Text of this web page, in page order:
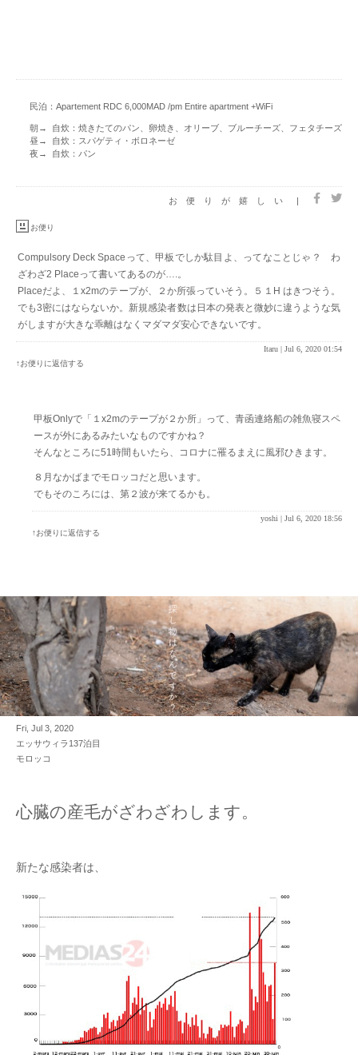
民泊：Apartement RDC 6,000MAD /pm Entire apartment +WiFi
朝→ 自炊：焼きたてのパン、卵焼き、オリーブ、ブルーチーズ、フェタチーズ
昼→ 自炊：スパゲティ・ボロネーゼ
夜→ 自炊：パン
お便りが嬉しい |
お便り
Compulsory Deck Spaceって、甲板でしか駄目よ、ってなことじゃ？ わ
ざわざ2 Placeって書いてあるのが….。
Placeだよ、１x2mのテープが、２か所張っていそう。５１H はきつそう。
でも3密にはならないか。新規感染者数は日本の発表と微妙に違うような気
がしますが大きな乖離はなくマダマダ安心できないです。
Itaru | Jul 6, 2020 01:54
↑お便りに返信する
甲板Onlyで「１x2mのテープが２か所」って、青函連絡船の雑魚寝スペ
ースが外にあるみたいなものですかね？
そんなところに51時間もいたら、コロナに罹るまえに風邪ひきます。
８月なかばまでモロッコだと思います。
でもそのころには、第２波が来てるかも。
yoshi | Jul 6, 2020 18:56
↑お便りに返信する
Fri, Jul 3, 2020
エッサウィラ137泊目
モロッコ
心臓の産毛がざわざわします。
新たな感染者は、